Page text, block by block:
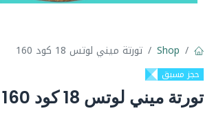
Shop تورتة ميني لوتس 18 كود 160
حجز مسبق
تورتة ميني لوتس 18 كود 160